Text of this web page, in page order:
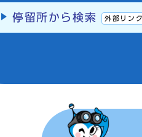
停留所から検索 外部リンク